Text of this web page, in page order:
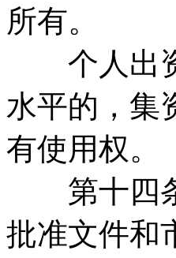
所有。
个人出资
水平的，集
有使用权。
第十四条
批准文件和